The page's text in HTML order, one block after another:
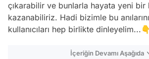
çıkarabilir ve bunlarla hayata yeni bir
kazanabiliriz. Hadi bizimle bu
kullanıcıları hep birlikte
İçeriğin Devamı Aşağıda